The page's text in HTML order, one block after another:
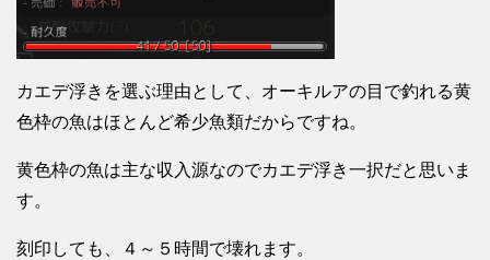
カエデ浮きを選ぶ理由として、オーキルアの目で釣れる黄
色枠の魚はほとんど希少魚類だからですね。
黄色枠の魚は主な収入源なのでカエデ浮き一択だと思いま
す。
刻印しても、４～５時間で壊れます。